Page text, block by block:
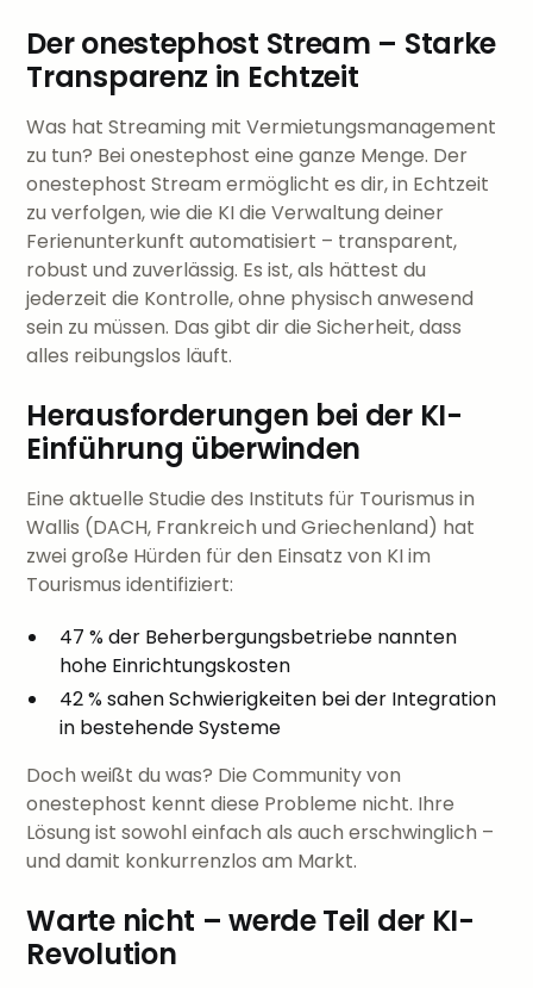
Der onestephost Stream – Starke
Transparenz in Echtzeit
Was hat Streaming mit Vermietungsmanagement
zu tun? Bei onestephost eine ganze Menge. Der
onestephost Stream ermöglicht es dir, in Echtzeit
zu verfolgen, wie die KI die Verwaltung deiner
Ferienunterkunft automatisiert – transparent,
robust und zuverlässig. Es ist, als hättest du
jederzeit die Kontrolle, ohne physisch anwesend
sein zu müssen. Das gibt dir die Sicherheit, dass
alles reibungslos läuft.
Herausforderungen bei der KI-
Einführung überwinden
Eine aktuelle Studie des Instituts für Tourismus in
Wallis (DACH, Frankreich und Griechenland) hat
zwei große Hürden für den Einsatz von KI im
Tourismus identifiziert:
47 % der Beherbergungsbetriebe nannten
hohe Einrichtungskosten
42 % sahen Schwierigkeiten bei der Integration
in bestehende Systeme
Doch weißt du was? Die Community von
onestephost kennt diese Probleme nicht. Ihre
Lösung ist sowohl einfach als auch erschwinglich –
und damit konkurrenzlos am Markt.
Warte nicht – werde Teil der KI-
Revolution